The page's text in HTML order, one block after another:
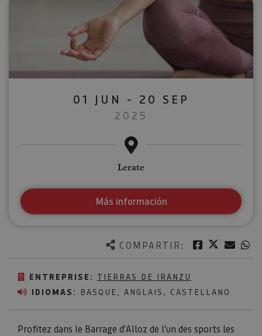
COMPARTIR: Facebook
Twitter
ENTREPRISE: TIERRAS DE IRANZU
IDIOMAS: BASQUE, ANGLAIS, CASTELLANO
Profitez dans le Barrage d'Alloz de l'un des sports les
01 JUN - 20 SEP
2025
Lerate
Más información